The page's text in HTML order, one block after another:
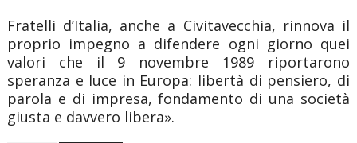
Fratelli d’Italia, anche a Civitavecchia, rinnova il
proprio impegno a difendere ogni giorno quei
valori che il 9 novembre 1989 riportarono
speranza e luce in Europa: libertà di pensiero, di
parola e di impresa, fondamento di una società
giusta e davvero libera».